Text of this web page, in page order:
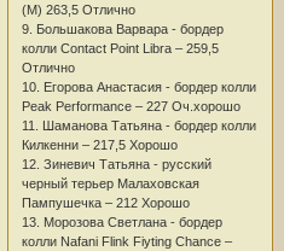
(M) 263,5 Отлично
9. Большакова Варвара - бордер
колли Contact Point Libra – 259,5
Отлично
10. Егорова Анастасия - бордер колли
Peak Performance – 227 Оч.хорошо
11. Шаманова Татьяна - бордер колли
Килкенни – 217,5 Хорошо
12. Зиневич Татьяна - русский
черный терьер Малаховская
Пампушечка – 212 Хорошо
13. Морозова Светлана - бордер
колли Nafani Flink Fiyting Chance –